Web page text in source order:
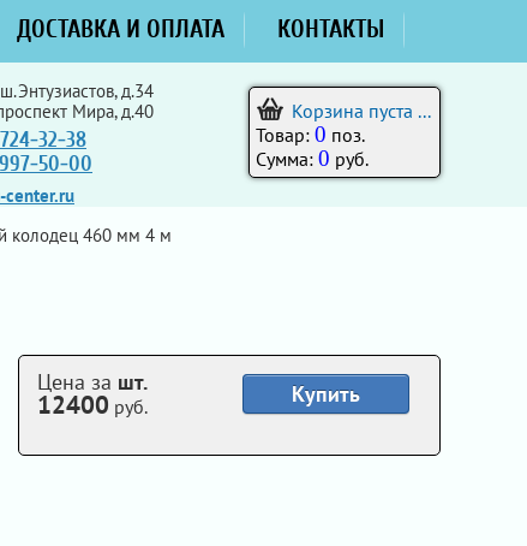
ДОСТАВКА И ОПЛАТА КОНТАКТЫ
д.34
Мира, д.40
32-38
50-00
center.ru
Корзина пуста ...
Товар: 0 поз.
Сумма: 0 руб.
колодец 460 мм 4 м
Купить
Цена за шт.
12400 руб.